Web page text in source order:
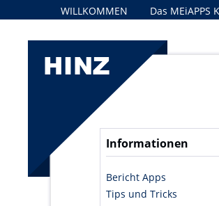
WILLKOMMEN Das MEiAPPS
Informationen
Bericht Apps
Tips und Tricks